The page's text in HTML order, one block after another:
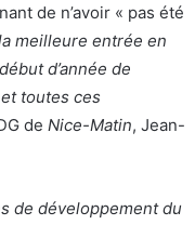
de n’avoir « pas été
meilleure entrée en
d’année de
toutes ces
de Nice-Matin, Jean-
de développement du